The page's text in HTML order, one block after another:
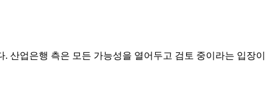
업은행 측은 모든 가능성을 열어두고 검토 중이라는 입장이